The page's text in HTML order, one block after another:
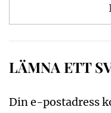
LÄMNA ETT
Din e-postadress